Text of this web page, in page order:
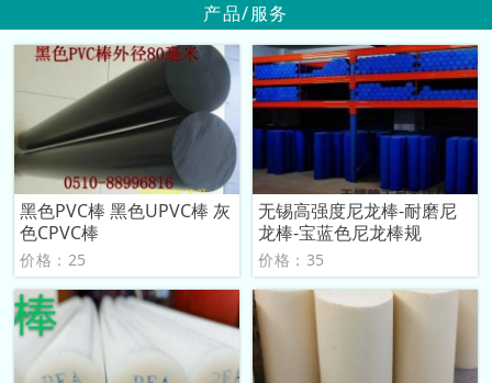
产品/服务
黑色PVC棒 黑色UPVC棒 灰
色CPVC棒
价格：25
无锡高强度尼龙棒-耐磨尼
龙棒-宝蓝色尼龙棒规
价格：35